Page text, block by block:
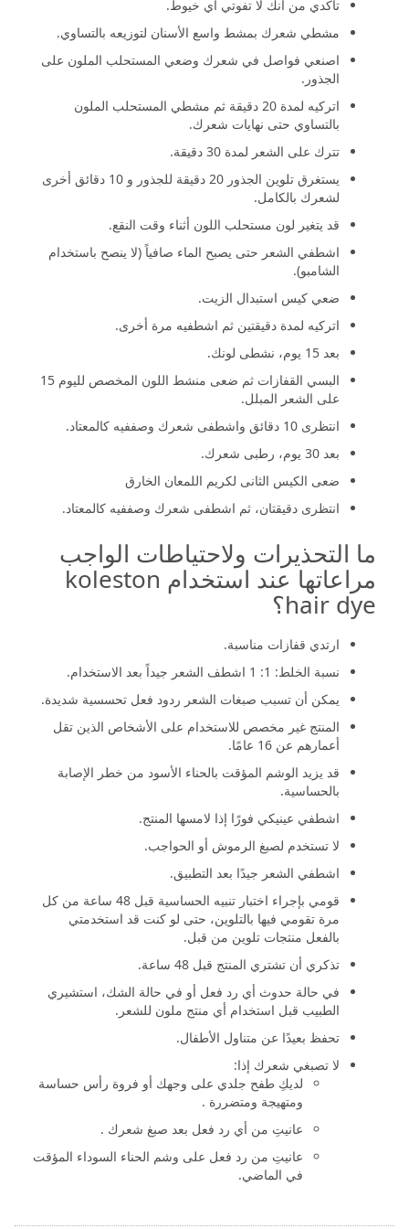
تأكدي من أنك لا تفوتي أي خيوط.
مشطي شعرك بمشط واسع الأسنان لتوزيعه بالتساوي.
اصنعي فواصل في شعرك وضعي المستحلب الملون على
الجذور.
اتركيه لمدة 20 دقيقة ثم مشطي المستحلب الملون
بالتساوي حتى نهايات شعرك.
تترك على الشعر لمدة 30 دقيقة.
يستغرق تلوين الجذور 20 دقيقة للجذور و 10 دقائق أخرى
لشعرك بالكامل.
قد يتغير لون مستحلب اللون أثناء وقت النقع.
اشطفي الشعر حتى يصبح الماء صافياً (لا ينصح باستخدام
الشامبو).
ضعي كيس استبدال الزيت.
اتركيه لمدة دقيقتين ثم اشطفيه مرة أخرى.
بعد 15 یوم، نشطى لونك.
البسي القفازات ثم ضعى منشط اللون المخصص للیوم 15
على الشعر المبلل.
انتظرى 10 دقائق واشطفى شعرك وصففیه كالمعتاد.
بعد 30 یوم، رطبى شعرك.
ضعى الكیس الثانى لكریم اللمعان الخارق
انتظرى دقیقتان، ثم اشطفى شعرك وصففیه كالمعتاد.
ما التحذيرات ولاحتياطات الواجب
مراعاتها عند استخدام koleston
hair dye؟
ارتدي قفازات مناسبة.
نسبة الخلط: 1: 1 اشطف الشعر جيداً بعد الاستخدام.
يمكن أن تسبب صبغات الشعر ردود فعل تحسسية شديدة.
المنتج غير مخصص للاستخدام على الأشخاص الذين تقل
أعمارهم عن 16 عامًا.
قد يزيد الوشم المؤقت بالحناء الأسود من خطر الإصابة
بالحساسية.
اشطفي عينيكي فورًا إذا لامسها المنتج.
لا تستخدم لصبغ الرموش أو الحواجب.
اشطفي الشعر جيدًا بعد التطبيق.
قومي بإجراء اختبار تنبيه الحساسية قبل 48 ساعة من كل
مرة تقومي فيها بالتلوين، حتى لو كنت قد استخدمتي
بالفعل منتجات تلوين من قبل.
تذكري أن تشتري المنتج قبل 48 ساعة.
في حالة حدوث أي رد فعل أو في حالة الشك، استشيري
الطبيب قبل استخدام أي منتج ملون للشعر.
تحفظ بعيدًا عن متناول الأطفال.
لا تصبغي شعرك إذا:
لديكِ طفح جلدي على وجهك أو فروة رأس حساسة
ومتهيجة ومتضررة .
عانيتِ من أي رد فعل بعد صبغ شعرك .
عانيتِ من رد فعل على وشم الحناء السوداء المؤقت
في الماضي.